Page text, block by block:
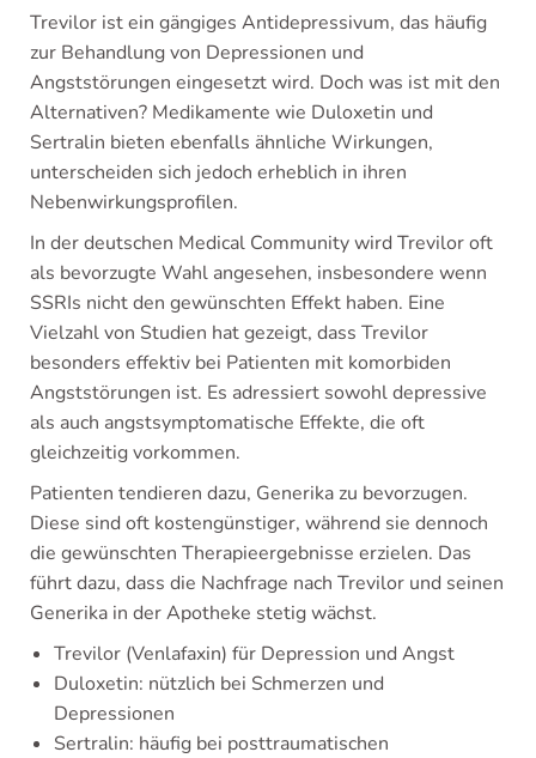
Trevilor ist ein gängiges Antidepressivum, das häufig
zur Behandlung von Depressionen und
Angststörungen eingesetzt wird. Doch was ist mit den
Alternativen? Medikamente wie Duloxetin und
Sertralin bieten ebenfalls ähnliche Wirkungen,
unterscheiden sich jedoch erheblich in ihren
Nebenwirkungsprofilen.
In der deutschen Medical Community wird Trevilor oft
als bevorzugte Wahl angesehen, insbesondere wenn
SSRIs nicht den gewünschten Effekt haben. Eine
Vielzahl von Studien hat gezeigt, dass Trevilor
besonders effektiv bei Patienten mit komorbiden
Angststörungen ist. Es adressiert sowohl depressive
als auch angstsymptomatische Effekte, die oft
gleichzeitig vorkommen.
Patienten tendieren dazu, Generika zu bevorzugen.
Diese sind oft kostengünstiger, während sie dennoch
die gewünschten Therapieergebnisse erzielen. Das
führt dazu, dass die Nachfrage nach Trevilor und seinen
Generika in der Apotheke stetig wächst.
Trevilor (Venlafaxin) für Depression und Angst
Duloxetin: nützlich bei Schmerzen und
Depressionen
Sertralin: häufig bei posttraumatischen